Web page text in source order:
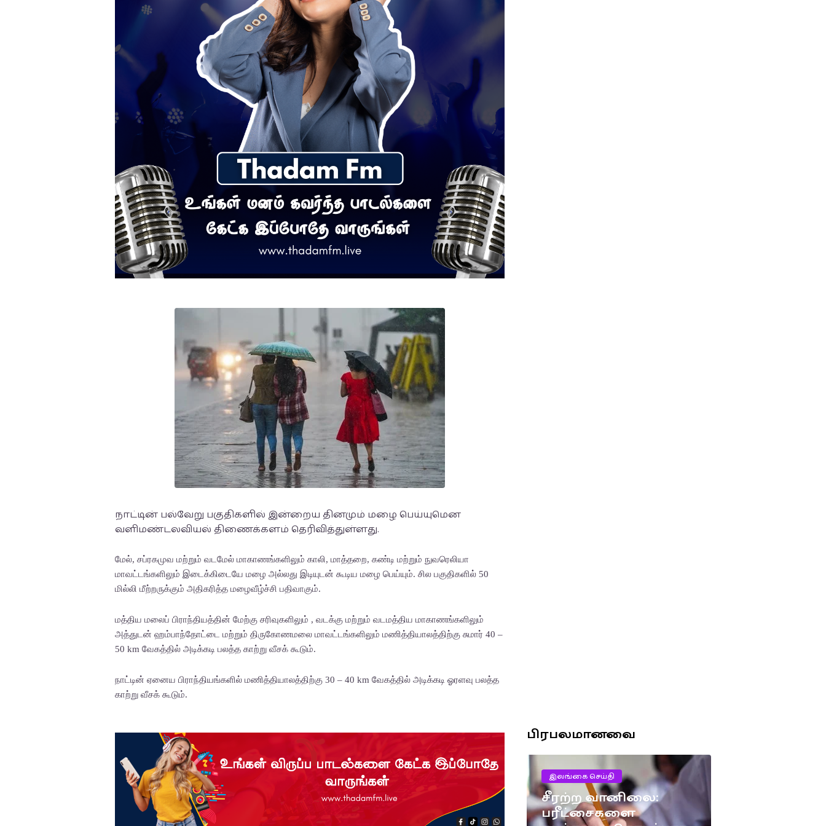
நாட்டின் பல்வேறு பகுதிகளில் இன்றைய தினமும் மழை பெய்யுமென
வளிமண்டலவியல் திணைக்களம் தெரிவித்துள்ளது.
மேல், சப்ரகமுவ மற்றும் வடமேல் மாகாணங்களிலும் காலி, மாத்தறை, கண்டி மற்றும் நுவரெலியா
மாவட்டங்களிலும் இடைக்கிடையே மழை அல்லது இடியுடன் கூடிய மழை பெய்யும். சில பகுதிகளில் 50
மில்லி மீற்றருக்கும் அதிகரித்த மழைவீழ்ச்சி பதிவாகும்.
மத்திய மலைப் பிராந்தியத்தின் மேற்கு சரிவுகளிலும் , வடக்கு மற்றும் வடமத்திய மாகாணங்களிலும்
அத்துடன் ஹம்பாந்தோட்டை மற்றும் திருகோணமலை மாவட்டங்களிலும் மணித்தியாலத்திற்கு சுமார் 40 –
50 km வேகத்தில் அடிக்கடி பலத்த காற்று வீசக் கூடும்.
நாட்டின் ஏனைய பிராந்தியங்களில் மணித்தியாலத்திற்கு 30 – 40 km வேகத்தில் அடிக்கடி ஓரளவு பலத்த
காற்று வீசக் கூடும்.
பிரபலமானவை
இலங்கை செய்தி
சீரற்ற வானிலை:
பரீட்சைகளை